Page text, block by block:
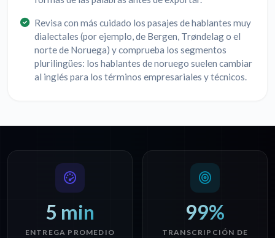
Revisa con más cuidado los pasajes de hablantes muy
dialectales (por ejemplo, de Bergen, Trøndelag o el
norte de Noruega) y comprueba los segmentos
plurilingües: los hablantes de noruego suelen cambiar
al inglés para los términos empresariales y técnicos.
5 min
ENTREGA PROMEDIO
99%
TRANSCRIPCIÓN DE